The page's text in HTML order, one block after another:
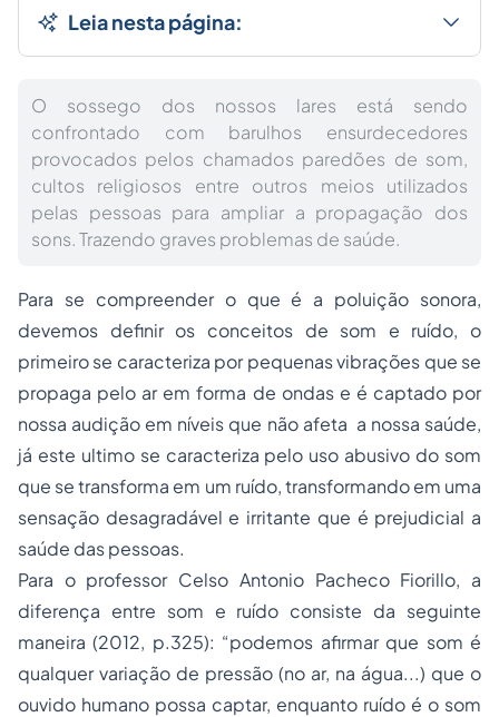
Leia nesta página:
O sossego dos nossos lares está sendo
confrontado com barulhos ensurdecedores
provocados pelos chamados paredões de som,
cultos religiosos entre outros meios utilizados
pelas pessoas para ampliar a propagação dos
sons. Trazendo graves problemas de saúde.
Para se compreender o que é a poluição sonora,
devemos definir os conceitos de som e ruído, o
primeiro se caracteriza por pequenas vibrações que se
propaga pelo ar em forma de ondas e é captado por
nossa audição em níveis que não afeta a nossa saúde,
já este ultimo se caracteriza pelo uso abusivo do som
que se transforma em um ruído, transformando em uma
sensação desagradável e irritante que é prejudicial a
saúde das pessoas.
Para o professor Celso Antonio Pacheco Fiorillo, a
diferença entre som e ruído consiste da seguinte
maneira (2012, p.325): “podemos afirmar que som é
qualquer variação de pressão (no ar, na água...) que o
ouvido humano possa captar, enquanto ruído é o som